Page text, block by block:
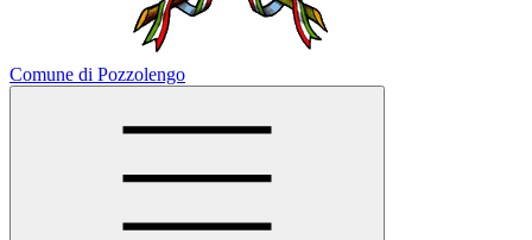
Comune di Pozzolengo